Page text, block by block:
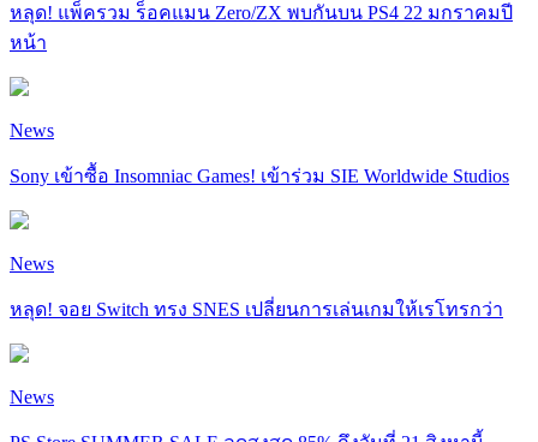
หลุด! แพ็ครวม ร็อคแมน Zero/ZX พบกันบน PS4 22 มกราคมปี
หน้า
News
Sony เข้าซื้อ Insomniac Games! เข้าร่วม SIE Worldwide Studios
News
หลุด! จอย Switch ทรง SNES เปลี่ยนการเล่นเกมให้เรโทรกว่า
News